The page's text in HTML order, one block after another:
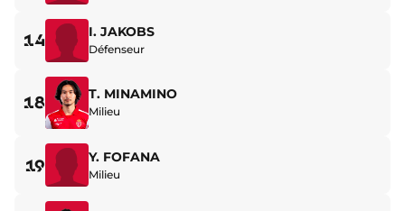
14 I. JAKOBS
Défenseur
18 T. MINAMINO
Milieu
19 Y. FOFANA
Milieu